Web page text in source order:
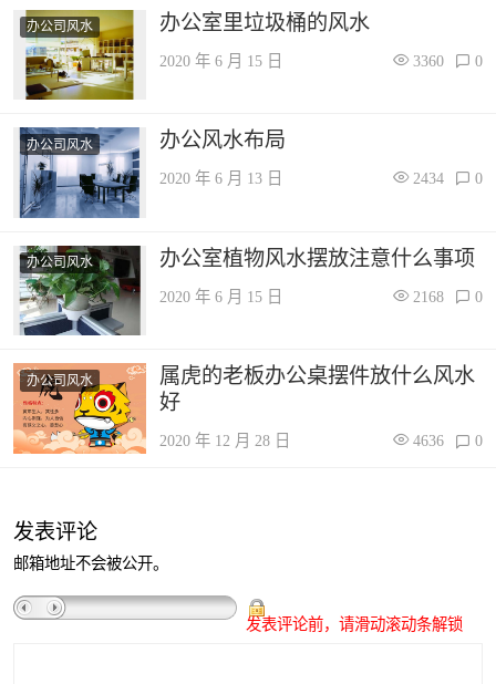
办公司风水 办公室里垃圾桶的风水
2020 年 6 月 15 日 3360 0
办公司风水 办公风水布局
2020 年 6 月 13 日 2434 0
办公司风水 办公室植物风水摆放注意什么事项
2020 年 6 月 15 日 2168 0
办公司风水
属虎的老板办公桌摆件放什么风水
好
2020 年 12 月 28 日 4636 0
发表评论
邮箱地址不会被公开。
发表评论前，请滑动滚动条解锁